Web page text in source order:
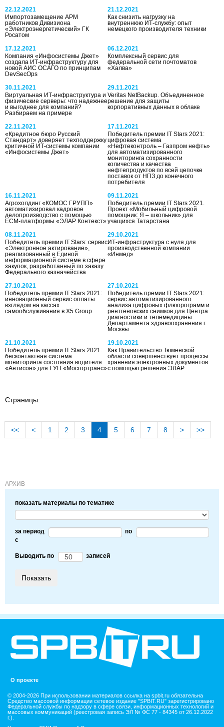
22.12.2021
Импортозамещение АРМ
работников Дивизиона
«Электроэнергетический» ГК
Росатом
21.12.2021
Как снизить нагрузку на
внутреннюю ИТ-службу: опыт
немецкого производителя техники
17.12.2021
Компания «Инфосистемы Джет»
создала ИТ-инфраструктуру для
новой АИС ОСАГО по принципам
DevSecOps
06.12.2021
Комплексный сервис для
федеральной сети почтоматов
«Халва»
30.11.2021
Виртуальная ИТ-инфраструктура и
физические серверы: что надежнее
и выгоднее для компаний?
Разбираем на примере
29.11.2021
Veritas NetBackup. Объединенное
решение для защиты
корпоративных данных в облаке
22.11.2021
«Кредитное бюро Русский
Стандарт» доверяет техподдержку
критичной ИТ-системы компании
«Инфосистемы Джет»
17.11.2021
Победитель премии IT Stars 2021:
цифровая система
«Нефтеконтроль – Газпром нефть»
для автоматизированного
мониторинга сохранности
количества и качества
нефтепродуктов по всей цепочке
поставок от НПЗ до конечного
потребителя
16.11.2021
Агрохолдинг «КОМОС ГРУПП»
автоматизировал кадровое
делопроизводство с помощью
ECM-платформы «ЭЛАР Контекст»
09.11.2021
Победитель премии IT Stars 2021.
Проект «Мобильный цифровой
помощник: Я – школьник» для
учащихся Татарстана
08.11.2021
Победитель премии IT Stars: сервис
«Электронное актирование»,
реализованный в Единой
информационной системе в сфере
закупок, разработанный по заказу
Федерального казначейства
29.10.2021
ИТ-инфраструктура с нуля для
производственной компании
«Инмед»
27.10.2021
Победитель премии IT Stars 2021:
инновационный сервис оплаты
взглядом на кассах
самообслуживания в Х5 Group
27.10.2021
Победитель премии IT Stars 2021:
сервис автоматизированного
анализа цифровых флюорограмм и
рентгеновских снимков для Центра
диагностики и телемедицины
Департамента здравоохранения г.
Москвы
21.10.2021
Победитель премии IT Stars 2021:
бесконтактная система
мониторинга состояния водителя
«Антисон» для ГУП «Мосгортранс»
19.10.2021
Как Правительство Тюменской
области совершенствует процессы
хранения электронных документов
с помощью решения ЭЛАР
Страницы:
<< < 1 2 3 4 5 6 7 8 > >>
АРХИВ
показать материалы по тематике
за период
c
по
Выводить по записей
О проекте
© 2004-2026 При использовании материалов ссылка на spbit.ru обязательна
Средство массовой информации сетевое издание "SPBIT.RU" зарегистрировано
Федеральной службы по надзору в сфере связи, информационных технологий и
массовых коммуникаций (реестровая запись ЭЛ № ФС 77 - 84345 от 26.12.2022
г.).